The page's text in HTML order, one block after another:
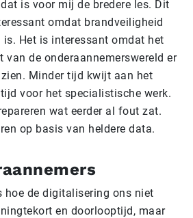
is voor mij de bredere les. Dit
omdat brandveiligheid
Het is interessant omdat het
van de onderaannemerswereld er
Minder tijd kwijt aan het
voor het specialistische werk.
wat eerder al fout zat.
op basis van heldere data.
hoe de digitalisering ons niet
en doorlooptijd, maar